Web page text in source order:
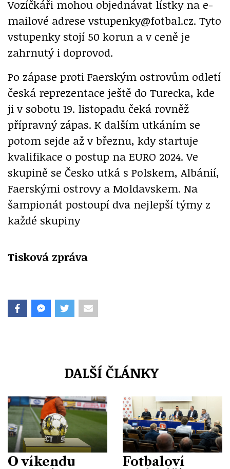
Vozíčkáři mohou objednávat lístky na e-
mailové adrese vstupenky@fotbal.cz. Tyto
vstupenky stojí 50 korun a v ceně je
zahrnutý i doprovod.
Po zápase proti Faerským ostrovům odletí
česká reprezentace ještě do Turecka, kde
ji v sobotu 19. listopadu čeká rovněž
přípravný zápas. K dalším utkáním se
potom sejde až v březnu, kdy startuje
kvalifikace o postup na EURO 2024. Ve
skupině se Česko utká s Polskem, Albánií,
Faerskými ostrovy a Moldavskem. Na
šampionát postoupí dva nejlepší týmy z
každé skupiny
Tisková zpráva
DALŠÍ ČLÁNKY
O víkendu
Fotbaloví